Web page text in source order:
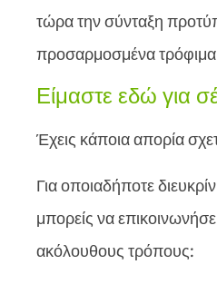
τώρα την σύνταξη
προσαρμοσμένα τρόφιμα
Είμαστε εδώ για
Έχεις κάποια απορία
Για οποιαδήποτε
μπορείς να
ακόλουθους τρόπους: